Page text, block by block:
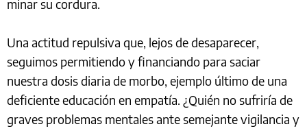
minar su cordura.
Una actitud repulsiva que, lejos de desaparecer,
seguimos permitiendo y financiando para saciar
nuestra dosis diaria de morbo, ejemplo último de una
deficiente educación en empatía. ¿Quién no sufriría de
graves problemas mentales ante semejante vigilancia y